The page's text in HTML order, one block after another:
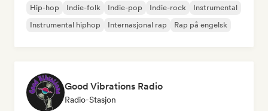
Hip-hop Indie-folk Indie-pop Indie-rock
Instrumental
Instrumental hiphop
Internasjonal rap Rap på engelsk
Good Vibrations Radio
Radio-Stasjon